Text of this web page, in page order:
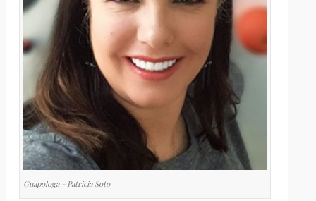
Guapologa - Patricia Soto